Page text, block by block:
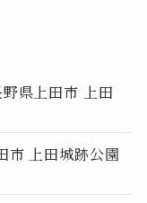
県上田市 上田
市 上田城跡公園